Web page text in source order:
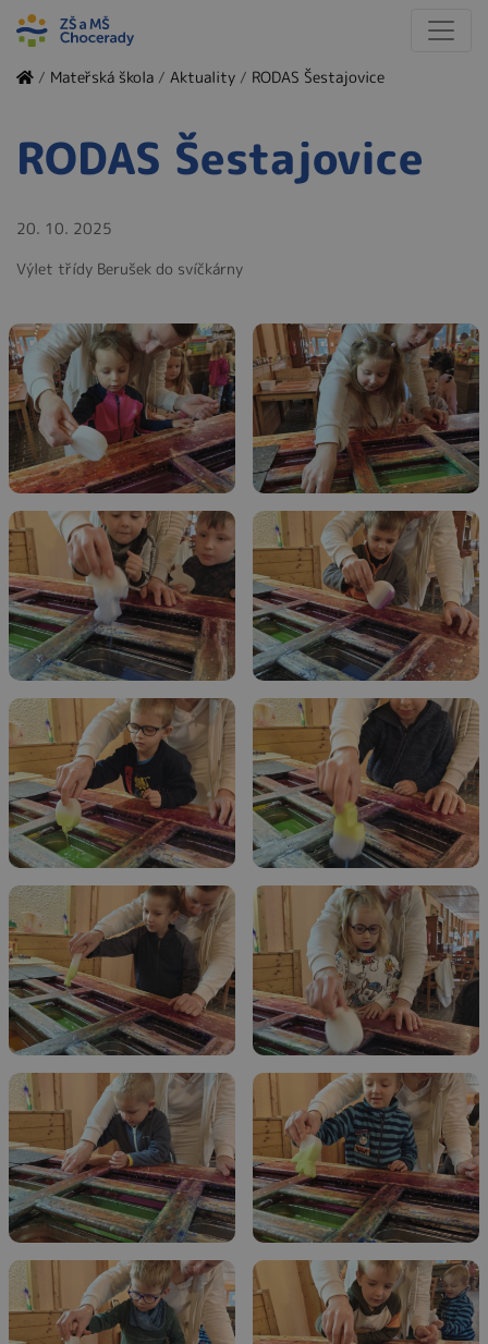
/ Mateřská škola / Aktuality / RODAS Šestajovice
RODAS Šestajovice
20. 10. 2025
Výlet třídy Berušek do svíčkárny